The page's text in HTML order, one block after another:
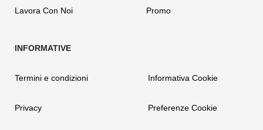
Lavora Con Noi Promo
Termini e condizioni
Privacy
Informativa Cookie
Preferenze Cookie